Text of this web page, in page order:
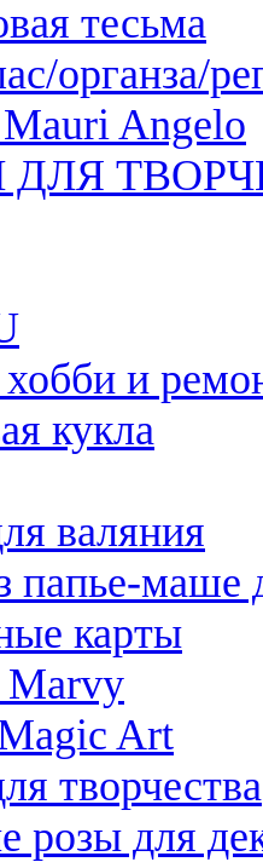
тесьма
органза/
Angelo
и
кукла
валяния
маше
карты
Art
творчества
розы для